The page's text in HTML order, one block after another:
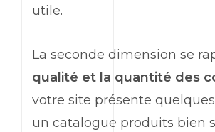
utile.
La seconde dimension se
qualité et la quantité des
votre site présente
un catalogue produits bien